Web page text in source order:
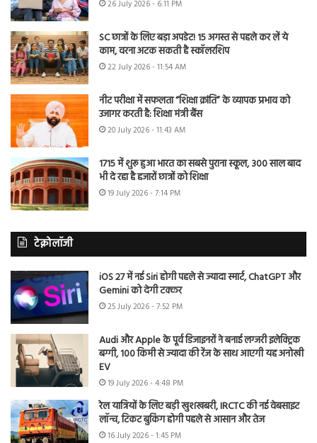
26 July 2026 - 6:11 PM
SC छात्रों के लिए बड़ा अपडेट! 15 अगस्त से पहले कर लें ये
काम, वरना अटक सकती है स्कॉलरशिप
22 July 2026 - 11:54 AM
नीट परीक्षा में सफलता “शिक्षा क्रांति” के व्यापक प्रभाव को
उजागर करती है: शिक्षा मंत्री बैंस
20 July 2026 - 11:43 AM
1715 में शुरू हुआ भारत का सबसे पुराना स्कूल, 300 साल बाद
भी दे रहा है हजारों छात्रों को शिक्षा
19 July 2026 - 7:14 PM
टेक्नोलॉजी
iOS 27 में नई Siri होगी पहले से ज्यादा स्मार्ट, ChatGPT और
Gemini को देगी टक्कर
25 July 2026 - 7:52 PM
Audi और Apple के पूर्व डिजाइनरों ने बनाई लग्जरी इलेक्ट्रिक
बग्गी, 100 किमी से ज्यादा की रेंज के साथ आएगी यह अनोखी
EV
19 July 2026 - 4:48 PM
रेल यात्रियों के लिए बड़ी खुशखबरी, IRCTC की नई वेबसाइट
लॉन्च, टिकट बुकिंग होगी पहले से आसान और तेज
16 July 2026 - 1:45 PM